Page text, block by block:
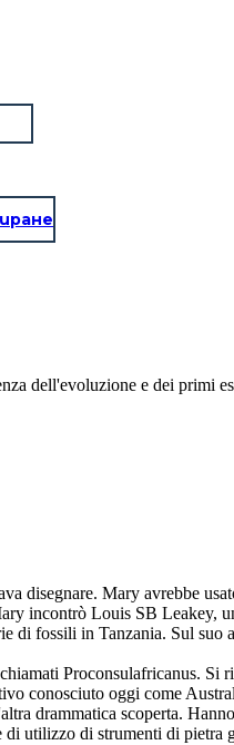
dell'evoluzione e dei primi
disegnare. Mary avrebbe
incontrò Louis SB Leakey,
di fossili in Tanzania. Sul suo
Proconsulafricanus. Si
conosciuto oggi come
drammatica scoperta.
utilizzo di strumenti di pietra